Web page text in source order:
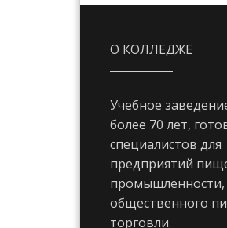
О КОЛЛЕДЖЕ
Учебное
более 70 лет,
специалистов для
предприятий
промышленности,
общественного
торговли.